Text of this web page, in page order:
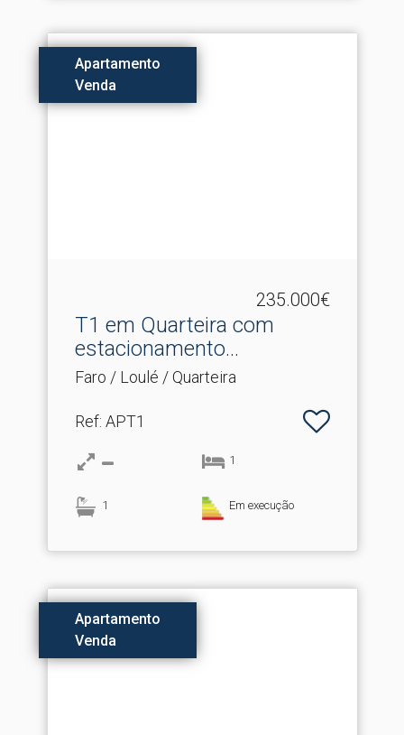
Apartamento
Venda
235.000€
T1 em Quarteira com
estacionamento
(negociáve.​..
Faro / Loulé / Quarteira
Ref: APT1
1
1 Em execução
Apartamento
Venda